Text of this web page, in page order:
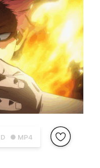
● MP4